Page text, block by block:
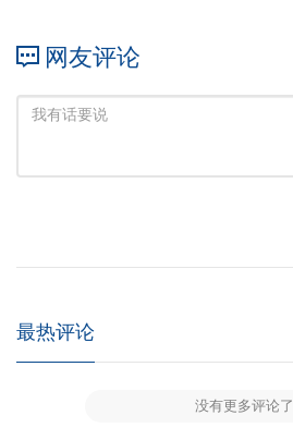
网友评论
最热评论
没有更多评论了